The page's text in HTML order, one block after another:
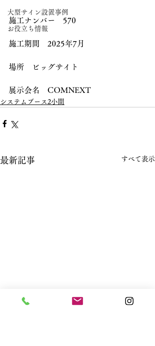
大型サイン設置事例
お役立ち情報
施工ナンバー　570
施工期間　2025年7月
場所　ビッグサイト
展示会名　COMNEXT
システムブース2小間
最新記事 すべて表示